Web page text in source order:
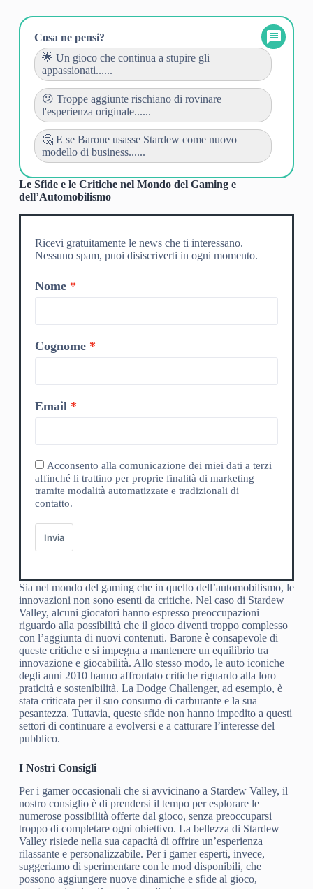
Cosa ne pensi?
🌟 Un gioco che continua a stupire gli
appassionati......
😕 Troppe aggiunte rischiano di rovinare
l'esperienza originale......
🤔 E se Barone usasse Stardew come nuovo
modello di business......
Le Sfide e le Critiche nel Mondo del Gaming e
dell’Automobilismo
Ricevi gratuitamente le news che ti interessano.
Nessuno spam, puoi disiscriverti in ogni momento.
Nome
Cognome
Email
Acconsento alla comunicazione dei miei dati a terzi
affinché li trattino per proprie finalità di marketing
tramite modalità automatizzate e tradizionali di
contatto.
Invia
Sia nel mondo del gaming che in quello dell’automobilismo, le
innovazioni non sono esenti da critiche. Nel caso di Stardew
Valley, alcuni giocatori hanno espresso preoccupazioni
riguardo alla possibilità che il gioco diventi troppo complesso
con l’aggiunta di nuovi contenuti. Barone è consapevole di
queste critiche e si impegna a mantenere un equilibrio tra
innovazione e giocabilità. Allo stesso modo, le auto iconiche
degli anni 2010 hanno affrontato critiche riguardo alla loro
praticità e sostenibilità. La Dodge Challenger, ad esempio, è
stata criticata per il suo consumo di carburante e la sua
pesantezza. Tuttavia, queste sfide non hanno impedito a questi
settori di continuare a evolversi e a catturare l’interesse del
pubblico.
I Nostri Consigli
Per i gamer occasionali che si avvicinano a Stardew Valley, il
nostro consiglio è di prendersi il tempo per esplorare le
numerose possibilità offerte dal gioco, senza preoccuparsi
troppo di completare ogni obiettivo. La bellezza di Stardew
Valley risiede nella sua capacità di offrire un’esperienza
rilassante e personalizzabile. Per i gamer esperti, invece,
suggeriamo di sperimentare con le mod disponibili, che
possono aggiungere nuove dinamiche e sfide al gioco,